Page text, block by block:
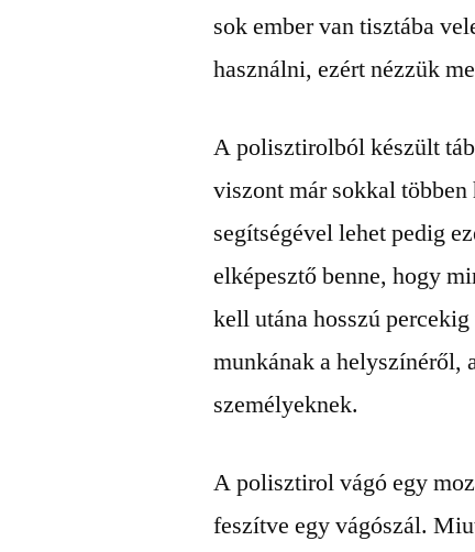
sok ember van tisztába
használni, ezért nézzük
A polisztirolból készült
viszont már sokkal
segítségével lehet pedig
elképesztő benne, hogy
kell utána hosszú
munkának a helyszínéről,
személyeknek.
A polisztirol vágó egy
feszítve egy vágószál.